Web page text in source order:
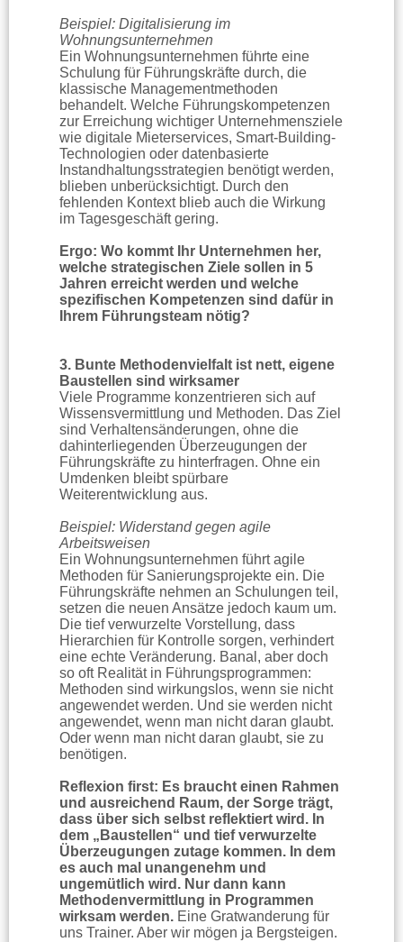
Beispiel: Digitalisierung im
Wohnungsunternehmen
Ein Wohnungsunternehmen führte eine
Schulung für Führungskräfte durch, die
klassische Managementmethoden
behandelt. Welche Führungskompetenzen
zur Erreichung wichtiger Unternehmensziele
wie digitale Mieterservices, Smart-Building-
Technologien oder datenbasierte
Instandhaltungsstrategien benötigt werden,
blieben unberücksichtigt. Durch den
fehlenden Kontext blieb auch die Wirkung
im Tagesgeschäft gering.
Ergo: Wo kommt Ihr Unternehmen her,
welche strategischen Ziele sollen in 5
Jahren erreicht werden und welche
spezifischen Kompetenzen sind dafür in
Ihrem Führungsteam nötig?
3. Bunte Methodenvielfalt ist nett, eigene
Baustellen sind wirksamer
Viele Programme konzentrieren sich auf
Wissensvermittlung und Methoden. Das Ziel
sind Verhaltensänderungen, ohne die
dahinterliegenden Überzeugungen der
Führungskräfte zu hinterfragen. Ohne ein
Umdenken bleibt spürbare
Weiterentwicklung aus.
Beispiel: Widerstand gegen agile
Arbeitsweisen
Ein Wohnungsunternehmen führt agile
Methoden für Sanierungsprojekte ein. Die
Führungskräfte nehmen an Schulungen teil,
setzen die neuen Ansätze jedoch kaum um.
Die tief verwurzelte Vorstellung, dass
Hierarchien für Kontrolle sorgen, verhindert
eine echte Veränderung. Banal, aber doch
so oft Realität in Führungsprogrammen:
Methoden sind wirkungslos, wenn sie nicht
angewendet werden. Und sie werden nicht
angewendet, wenn man nicht daran glaubt.
Oder wenn man nicht daran glaubt, sie zu
benötigen.
Reflexion first: Es braucht einen Rahmen
und ausreichend Raum, der Sorge trägt,
dass über sich selbst reflektiert wird. In
dem „Baustellen“ und tief verwurzelte
Überzeugungen zutage kommen. In dem
es auch mal unangenehm und
ungemütlich wird. Nur dann kann
Methodenvermittlung in Programmen
wirksam werden. Eine Gratwanderung für
uns Trainer. Aber wir mögen ja Bergsteigen.